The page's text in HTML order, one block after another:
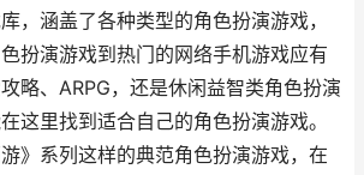
，涵盖了各种类型的角色扮演游戏，
扮演游戏到热门的网络手机游戏应有
略、ARPG，还是休闲益智类角色扮演
这里找到适合自己的角色扮演游戏。
》系列这样的典范角色扮演游戏，在